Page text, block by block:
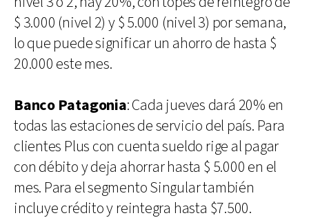
$ 3.000 (nivel 2) y $ 5.000 (nivel 3) por semana,
lo que puede significar un ahorro de hasta $
20.000 este mes.
Banco Patagonia: Cada jueves dará 20% en
todas las estaciones de servicio del país. Para
clientes Plus con cuenta sueldo rige al pagar
con débito y deja ahorrar hasta $ 5.000 en el
mes. Para el segmento Singular también
incluye crédito y reintegra hasta $7.500.